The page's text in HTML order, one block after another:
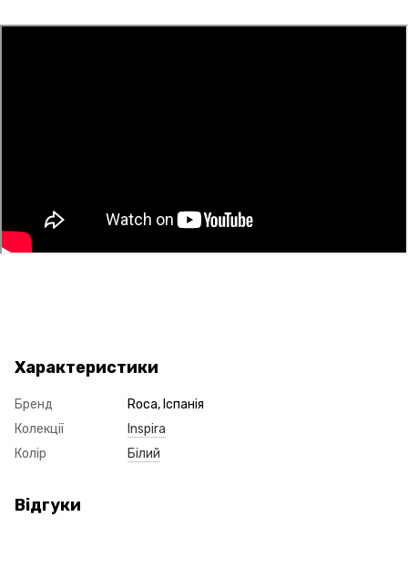
Характеристики
Бренд
Roca, Іспанія
Колекції
Inspira
Колір
Білий
Відгуки